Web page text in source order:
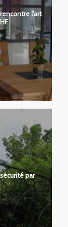
l’art
par